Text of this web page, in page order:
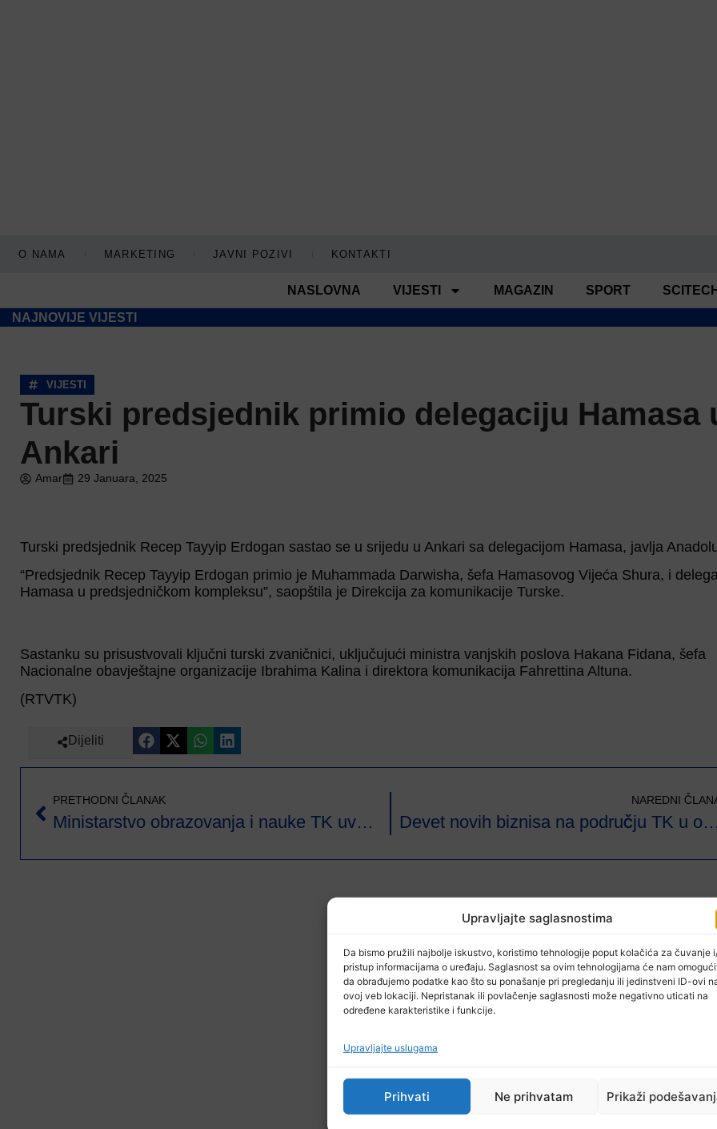
Upravljajte saglasnostima
Da bismo pružili najbolje iskustvo, koristimo tehnologije poput kolačića za čuvanje
pristup informacijama o uređaju. Saglasnost sa ovim tehnologijama će nam
da obrađujemo podatke kao što su ponašanje pri pregledanju ili jedinstveni ID-ovi
ovoj veb lokaciji. Nepristanak ili povlačenje saglasnosti može negativno uticati na
određene karakteristike i funkcije.
Upravljajte uslugama
Prihvati Ne prihvatam Prikaži
O NAMA MARKETING JAVNI POZIVI KONTAKTI
NASLOVNA VIJESTI MAGAZIN SPORT SCITECH
NAJNOVIJE VIJESTI
VIJESTI
Turski predsjednik primio delegaciju Hamasa
Ankari
Amar 29 Januara, 2025
Turski predsjednik Recep Tayyip Erdogan sastao se u srijedu u Ankari sa delegacijom Hamasa, javlja
“Predsjednik Recep Tayyip Erdogan primio je Muhammada Darwisha, šefa Hamasovog Vijeća Shura, i
Hamasa u predsjedničkom kompleksu”, saopštila je Direkcija za komunikacije Turske.
Sastanku su prisustvovali ključni turski zvaničnici, uključujući ministra vanjskih poslova Hakana Fidana, šefa
Nacionalne obavještajne organizacije Ibrahima Kalina i direktora komunikacija Fahrettina Altuna.
(RTVTK)
Dijeliti
PRETHODNI ČLANAK
Ministarstvo obrazovanja i nauke TK uvodi e-upravljanje saobraćajnom edukacijom
NAREDNI
Devet novih biznisa na području TK u okviru Programa IMPAKT inkubator poslovnih ideja